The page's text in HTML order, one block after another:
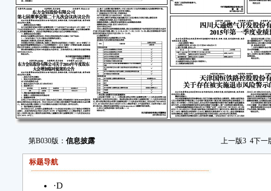
第B030版： 信息披露 上一版3 4下一
标题导航
·D
13
司指
（
报》
准，